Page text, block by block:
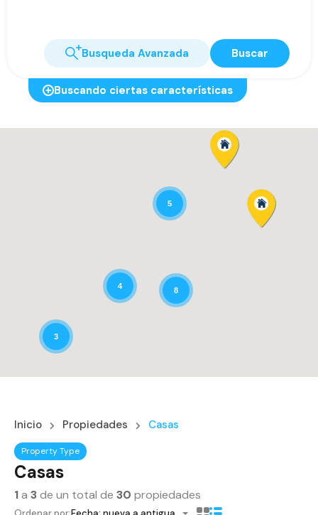
Busqueda Avanzada Buscar
Buscando ciertas características
4
5
8
3
Inicio Propiedades Casas
Property Type
Casas
1a 3de un total de 30 propiedades